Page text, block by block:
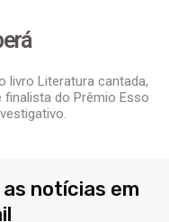
livro Literatura cantada,
do Prêmio Esso
notícias em